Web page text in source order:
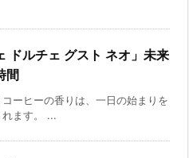
ドルチェ グスト ネオ」未来
間
ーヒーの香りは、一日の始まりを
ます。 ...